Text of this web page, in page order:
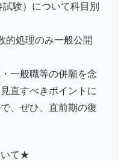
験）について科目別
的処理のみ一般公開
一般職等の併願を念
直すべきポイントに
、ぜひ、直前期の復
いて★